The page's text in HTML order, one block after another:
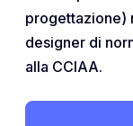
progettazione)
designer di
alla CCIAA.